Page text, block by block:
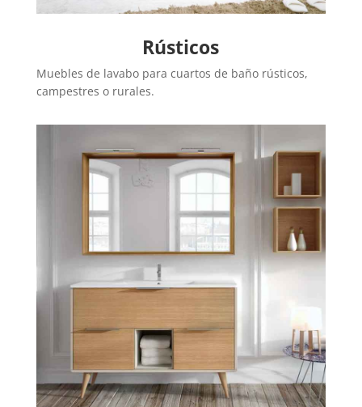
Rústicos
Muebles de lavabo para cuartos de baño rústicos,
campestres o rurales.